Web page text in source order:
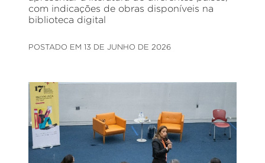
com indicações de obras disponíveis na
biblioteca digital
POSTADO EM 13 DE JUNHO DE 2026